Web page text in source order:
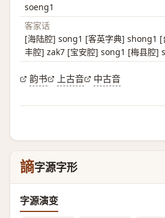
soeng1
客家话
[海陆腔] song1 [客英字典] shong1
丰腔] zak7 [宝安腔] song1 [梅县腔]
韵书 上古音 中古音
謪字源字形
字源演变